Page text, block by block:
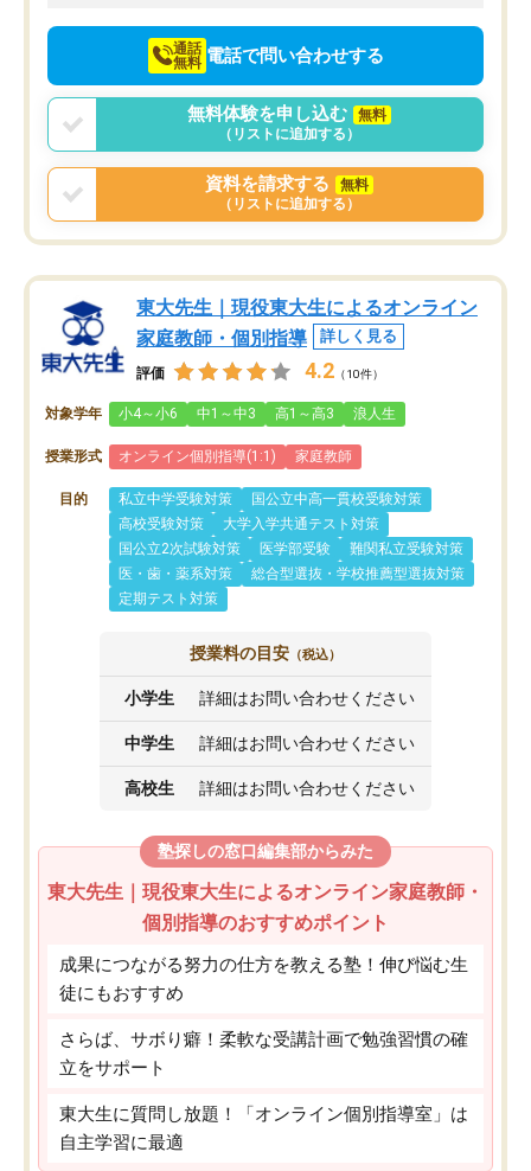
通話
無料 電話で問い合わせする
無料体験を申し込む
無料
（リストに追加する）
資料を請求する
無料
（リストに追加する）
東大先生｜現役東大生によるオンライン
家庭教師・個別指導
詳しく見る
評価 4.2 （10件）
対象学年 小4～小6 中1～中3 高1～高3 浪人生
授業形式 オンライン個別指導(1:1) 家庭教師
目的 私立中学受験対策
国公立中高一貫校受験対策
高校受験対策
大学入学共通テスト対策
国公立2次試験対策
医学部受験
難関私立受験対策
医・歯・薬系対策
総合型選抜・学校推薦型選抜対策
定期テスト対策
授業料の目安 （税込）
小学生 詳細はお問い合わせください
中学生 詳細はお問い合わせください
高校生 詳細はお問い合わせください
塾探しの窓口編集部からみた
東大先生｜現役東大生によるオンライン家庭教師・
個別指導のおすすめポイント
成果につながる努力の仕方を教える塾！伸び悩む生
徒にもおすすめ
さらば、サボり癖！柔軟な受講計画で勉強習慣の確
立をサポート
東大生に質問し放題！「オンライン個別指導室」は
自主学習に最適